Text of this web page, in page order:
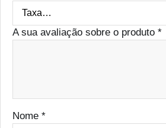
A sua avaliação sobre o produto *
Nome *